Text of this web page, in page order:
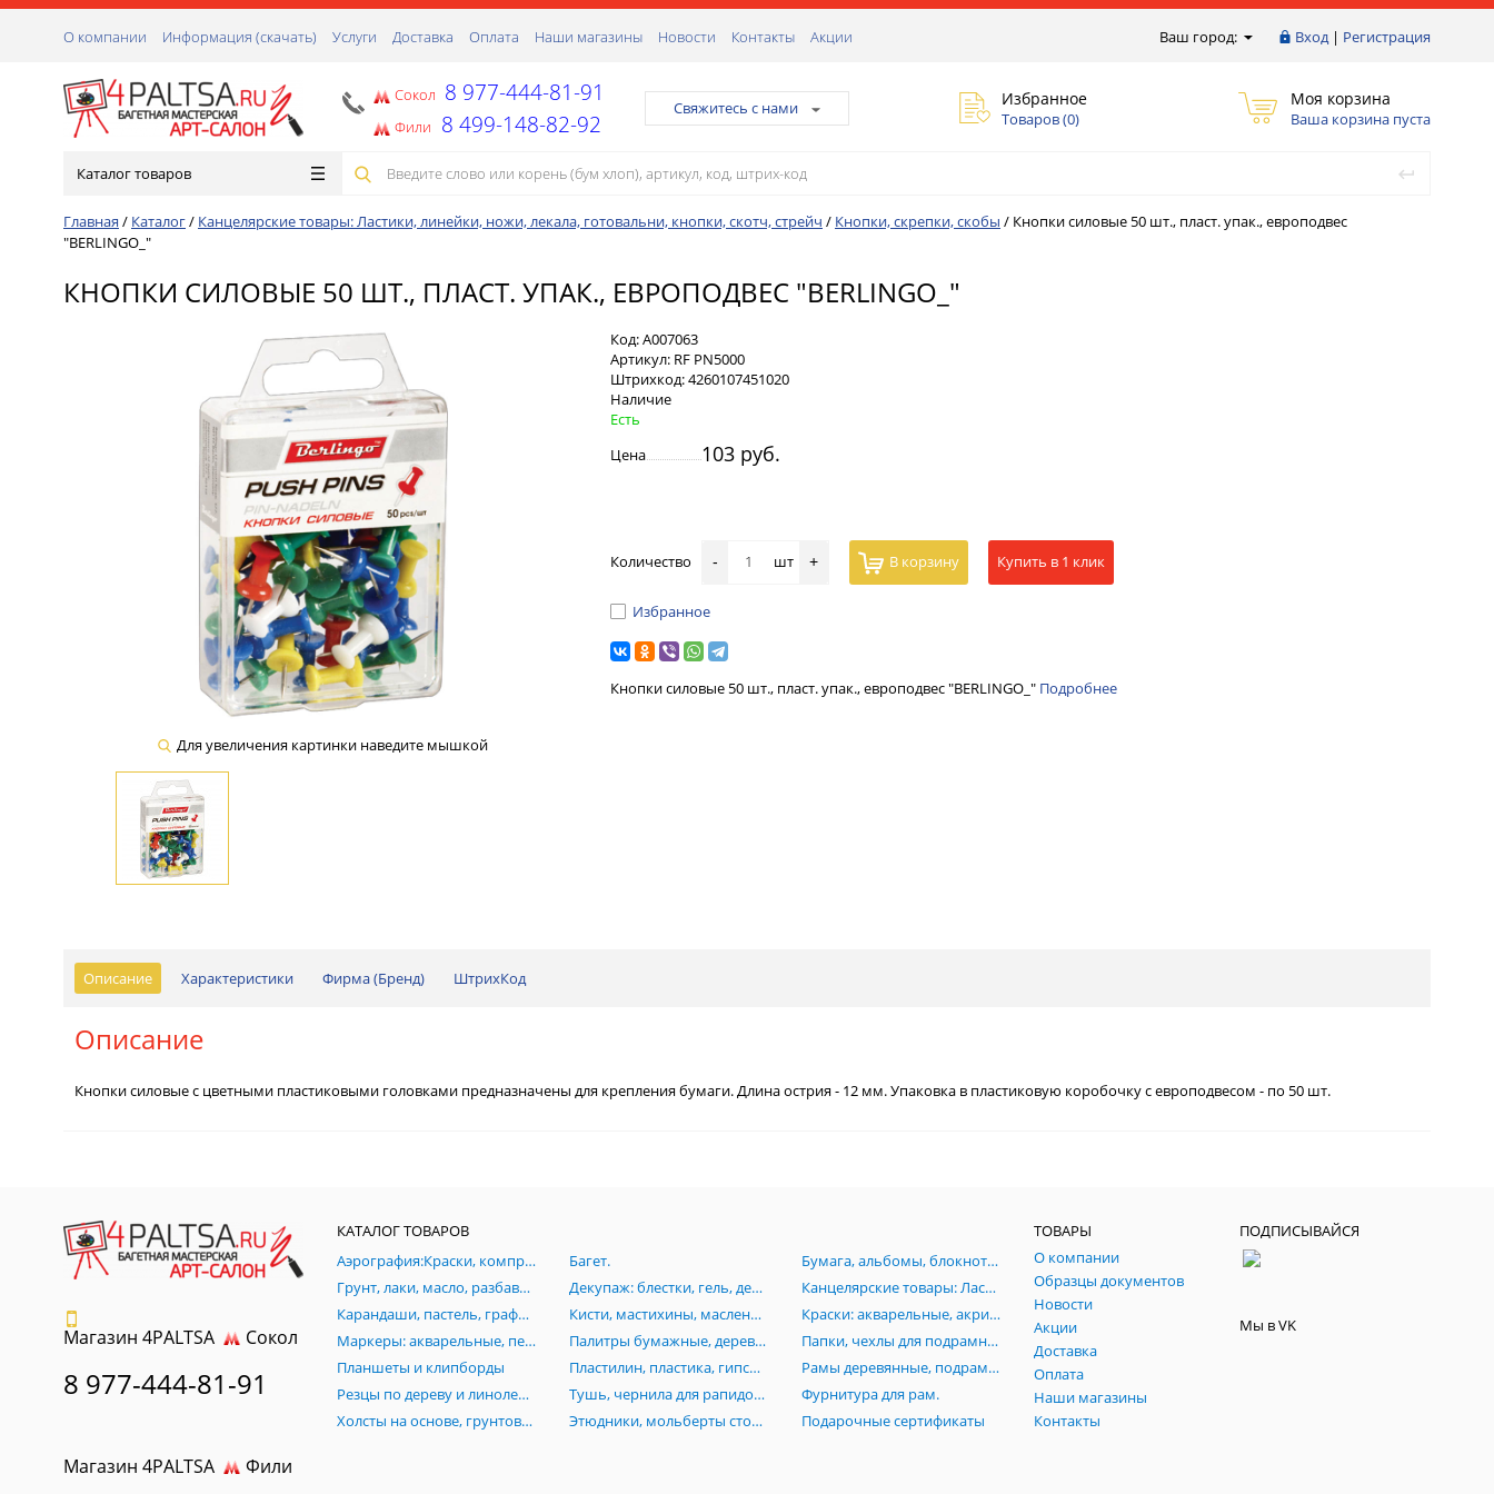
Ваш город: Вход| Регистрация
О компании Информация (скачать) Услуги Доставка Оплата Наши магазины Новости Контакты Акции
Сокол 8 977-444-81-91
Фили 8 499-148-82-92
Свяжитесь с нами Избранное
Товаров (0)
Моя корзина
Ваша корзина пуста
Каталог товаров
Главная / Каталог/ Канцелярские товары: Ластики, линейки, ножи, лекала, готовальни, кнопки, скотч, стрейч / Кнопки, скрепки, скобы / Кнопки силовые 50 шт., пласт. упак., европодвес
"BERLINGO_"
КНОПКИ СИЛОВЫЕ 50 ШТ., ПЛАСТ. УПАК., ЕВРОПОДВЕС "BERLINGO_"
Для увеличения картинки наведите мышкой
Код:А007063
Артикул: RF PN5000
Штрихкод:4260107451020
Наличие
Есть
Цена
103 руб.
Количество - шт + В корзину Купить в 1 клик
Избранное
Кнопки силовые 50 шт., пласт. упак., европодвес "BERLINGO_" Подробнее
Описание Характеристики Фирма (Бренд) ШтрихКод
Описание
Кнопки силовые с цветными пластиковыми головками предназначены для крепления бумаги. Длина острия - 12 мм. Упаковка в пластиковую коробочку с европодвесом - по 50 шт.
Магазин 4PALTSA Сокол
8 977-444-81-91
Магазин 4PALTSA Фили
КАТАЛОГ ТОВАРОВ
Аэрография:Краски, компрессоры, аэрогрофы, комплектующие.
Багет.
Бумага, альбомы, блокноты, картон, книги, папки, планшеты, пенокартон, паспарту, склейки.
Грунт, лаки, масло, разбавители, пасты, вспомагательные средства для живописи
Декупаж: блестки, гель, деревянные заготовки, лак, клей, маски, мозаика, платки
Канцелярские товары: Ластики, линейки, ножи, лекала, готовальни, кнопки, скотч, стрейч
Карандаши, пастель, графика, растушевки, черчение, изографы, лайнеры, рапидографы, роллеры
Кисти, мастихины, масленки, стаканы
Краски: акварельные, акриловые, гуашевые, темперные, пасты, фестивальные
Маркеры: акварельные, перманентные, Promarker, нитро-основе, каллиграфические, текстовыделители
Палитры бумажные, деревянные, акриловые, пластиковые
Папки, чехлы для подрамников, сумки, тубусы, пеналы, портфилио, фартуки
Планшеты и клипборды
Пластилин, пластика, гипсовые изделия (бюсты, орнаменты, головы), манекены
Рамы деревянные, подрамники, модульные подрамники
Резцы по дереву и линолеуму, стеки
Тушь, чернила для рапидографов
Фурнитура для рам.
Холсты на основе, грунтованный картон, холст на подрамниках, инструменты
Этюдники, мольберты столы, стулья Подарочные сертификаты
ТОВАРЫ
О компании
Образцы документов
Новости
Акции
Доставка
Оплата
Наши магазины
Контакты
ПОДПИСЫВАЙСЯ
Мы в VK